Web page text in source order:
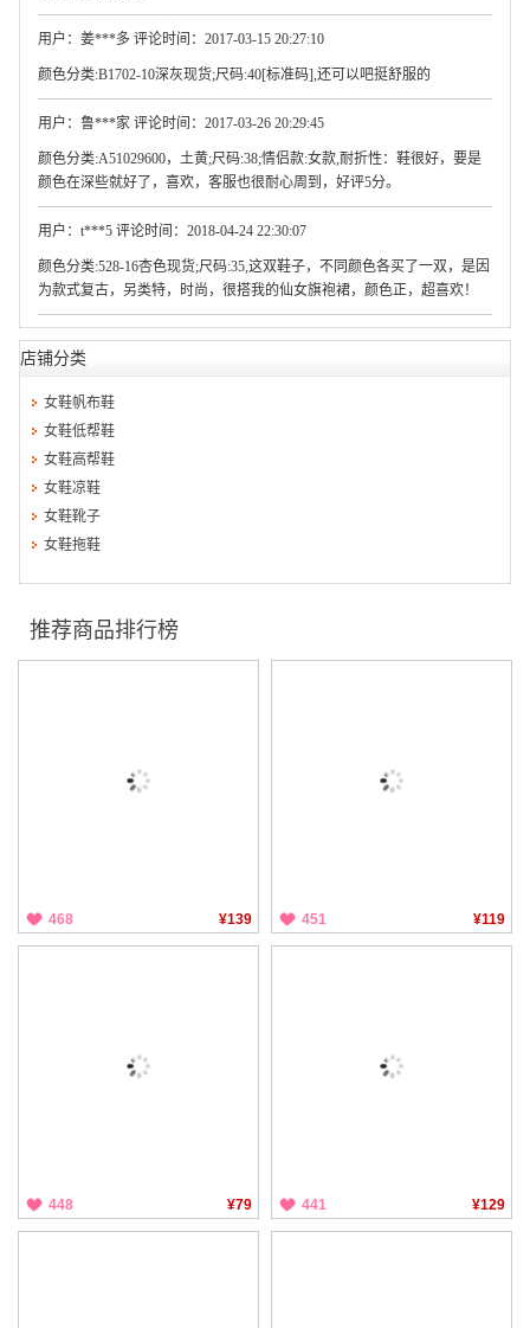
用户：姜***多 评论时间：2017-03-15 20:27:10
颜色分类:B1702-10深灰现货;尺码:40[标准码],还可以吧挺舒服的
用户：鲁***家 评论时间：2017-03-26 20:29:45
颜色分类:A51029600，土黄;尺码:38;情侣款:女款,耐折性：鞋很好，要是
颜色在深些就好了，喜欢，客服也很耐心周到，好评5分。
用户：t***5 评论时间：2018-04-24 22:30:07
颜色分类:528-16杏色现货;尺码:35,这双鞋子，不同颜色各买了一双，是因
为款式复古，另类特，时尚，很搭我的仙女旗袍裙，颜色正，超喜欢！
店铺分类
女鞋帆布鞋
女鞋低帮鞋
女鞋高帮鞋
女鞋凉鞋
女鞋靴子
女鞋拖鞋
推荐商品排行榜
468 ¥139 451 ¥119
448 ¥79 441 ¥129